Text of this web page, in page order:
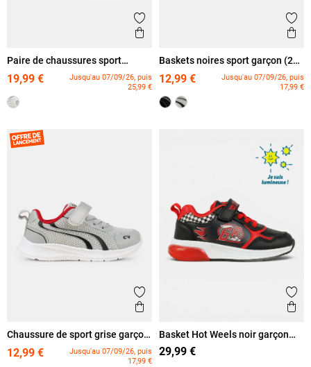
Ajouter aux favoris
Aperçu rapide
Paire de chaussures sport
19,99 €
Jusqu'au 07/09/26, puis
25,99 €
Baskets noires sport garçon (24-
12,99 €
Jusqu'au 07/09/26, puis
17,99 €
Ajouter aux favoris
Aperçu rapide
Chaussure de sport grise garçon
(24-30)
12,99 €
Jusqu'au 07/09/26, puis
17,99 €
Basket Hot Weels noir garçon
(24-30)
29,99 €